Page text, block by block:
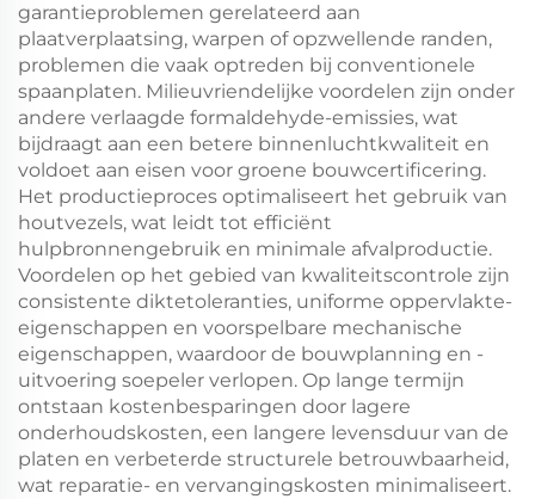
garantieproblemen gerelateerd aan
plaatverplaatsing, warpen of opzwellende randen,
problemen die vaak optreden bij conventionele
spaanplaten. Milieuvriendelijke voordelen zijn onder
andere verlaagde formaldehyde-emissies, wat
bijdraagt aan een betere binnenluchtkwaliteit en
voldoet aan eisen voor groene bouwcertificering.
Het productieproces optimaliseert het gebruik van
houtvezels, wat leidt tot efficiënt
hulpbronnengebruik en minimale afvalproductie.
Voordelen op het gebied van kwaliteitscontrole zijn
consistente diktetoleranties, uniforme oppervlakte-
eigenschappen en voorspelbare mechanische
eigenschappen, waardoor de bouwplanning en -
uitvoering soepeler verlopen. Op lange termijn
ontstaan kostenbesparingen door lagere
onderhoudskosten, een langere levensduur van de
platen en verbeterde structurele betrouwbaarheid,
wat reparatie- en vervangingskosten minimaliseert.